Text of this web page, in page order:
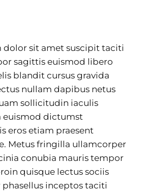
dolor sit amet suscipit taciti
sagittis euismod libero
blandit cursus gravida
nullam dapibus netus
sollicitudin iaculis
euismod dictumst
eros etiam praesent
Metus fringilla ullamcorper
conubia mauris tempor
quisque lectus sociis
inceptos taciti